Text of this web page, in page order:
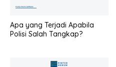
Apa yang Terjadi Apabila
Polisi Salah Tangkap?